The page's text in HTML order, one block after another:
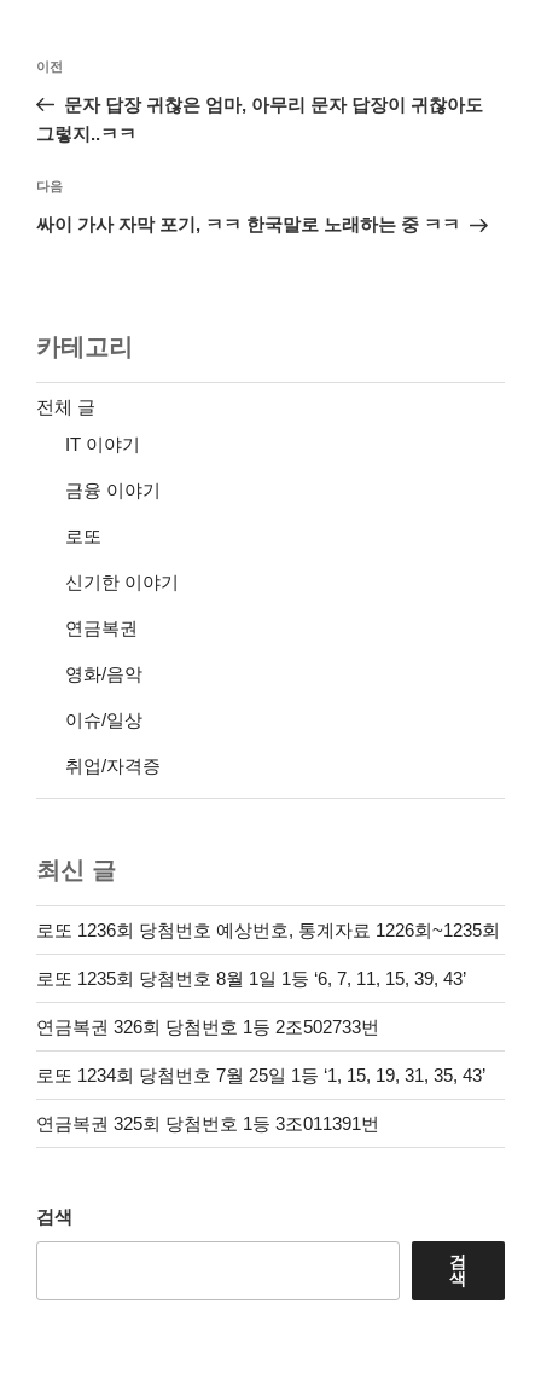
색
이
전
글
이전
문자 답장 귀찮은 엄마, 아무리 문자 답장이 귀찮아도
그렇지..ㅋㅋ
다
음
다음
싸이 가사 자막 포기, ㅋㅋ 한국말로 노래하는 중 ㅋㅋ
카테고리
전체 글
IT 이야기
금융 이야기
로또
신기한 이야기
연금복권
영화/음악
이슈/일상
취업/자격증
최신 글
로또 1236회 당첨번호 예상번호, 통계자료 1226회~1235회
로또 1235회 당첨번호 8월 1일 1등 ‘6, 7, 11, 15, 39, 43’
연금복권 326회 당첨번호 1등 2조502733번
로또 1234회 당첨번호 7월 25일 1등 ‘1, 15, 19, 31, 35, 43’
연금복권 325회 당첨번호 1등 3조011391번
검색
검
색